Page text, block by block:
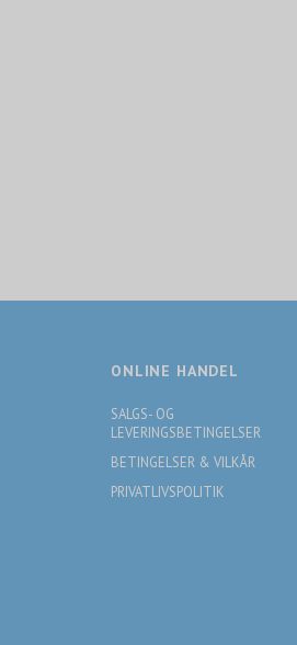
ONLINE HANDEL
SALGS- OG
LEVERINGSBETINGELSER
BETINGELSER & VILKÅR
PRIVATLIVSPOLITIK